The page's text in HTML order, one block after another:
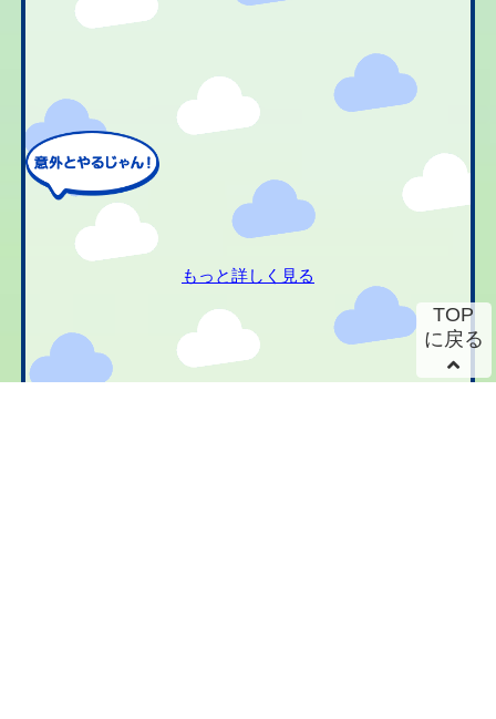
もっと詳しく見る
TOP
に戻る